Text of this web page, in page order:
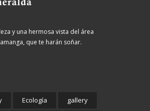
y una hermosa vista del área
que te harán soñar.
Ecología gallery